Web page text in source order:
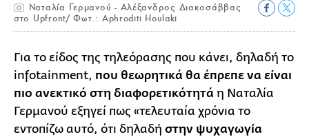
Ναταλία Γερμανού - Αλέξανδρος Διακοσάββας
στο Upfront/ Φωτ.: Aphroditi Houlaki
Για το είδος της τηλεόρασης που κάνει, δηλαδή το
infotainment, που θεωρητικά θα έπρεπε να είναι
πιο ανεκτικό στη διαφορετικότητά η Ναταλία
Γερμανού εξηγεί πως «τελευταία χρόνια το
εντοπίζω αυτό, ότι δηλαδή στην ψυχαγωγία